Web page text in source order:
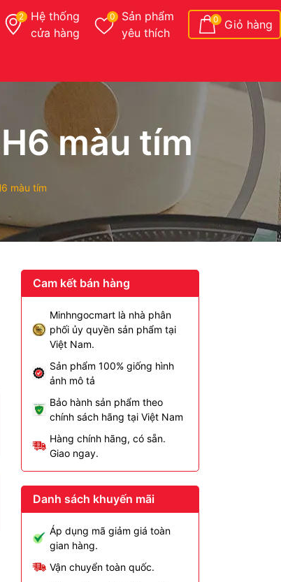
2
Hệ thống
cửa hàng
0
Sản phẩm
yêu thích
0 Giỏ hàng
màu tím
màu tím
Cam kết bán hàng
Minhngocmart là nhà phân
phối ủy quyền sản phẩm tại
Việt Nam.
Sản phẩm 100% giống hình
ảnh mô tả
Bảo hành sản phẩm theo
chính sách hãng tại Việt Nam
Hàng chính hãng, có sẵn.
Giao ngay.
Danh sách khuyến mãi
Áp dụng mã giảm giá toàn
gian hàng.
Vận chuyển toàn quốc.